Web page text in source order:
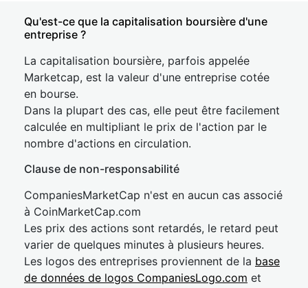
Qu'est-ce que la capitalisation boursière d'une
entreprise ?
La capitalisation boursière, parfois appelée
Marketcap, est la valeur d'une entreprise cotée
en bourse.
Dans la plupart des cas, elle peut être facilement
calculée en multipliant le prix de l'action par le
nombre d'actions en circulation.
Clause de non-responsabilité
CompaniesMarketCap n'est en aucun cas associé
à CoinMarketCap.com
Les prix des actions sont retardés, le retard peut
varier de quelques minutes à plusieurs heures.
Les logos des entreprises proviennent de la base
de données de logos CompaniesLogo.com et